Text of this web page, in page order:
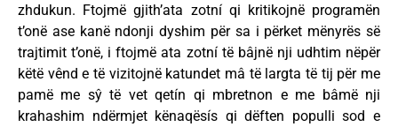
zhdukun. Ftojmë gjith’ata zotní qi kritikojnë programën
t’onë ase kanë ndonji dyshim për sa i përket mënyrës së
trajtimit t’onë, i ftojmë ata zotní të bâjnë nji udhtim nëpër
këtë vênd e të vizitojnë katundet mâ të largta të tij për me
pamë me sŷ të vet qetín qi mbretnon e me bâmë nji
krahashim ndërmjet kënaqësís qi dëften populli sod e